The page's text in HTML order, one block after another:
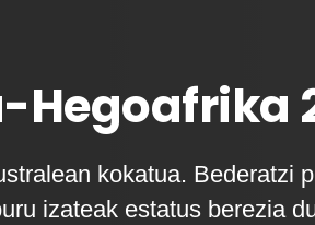
Hegoafrika
kokatua. Bederatzi
izateak estatus berezia